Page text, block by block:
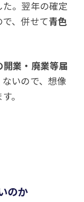
。翌年の確定
、併せて青色
開業・廃業等届
いので、想像
。
のか